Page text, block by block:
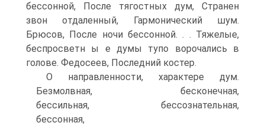
бессонной, После тягостных дум, Странен
звон отдаленный, Гармонический шум.
Брюсов, После ночи бессонной. . . Тяжелые,
беспросветн ы е думы тупо ворочались в
голове. Федосеев, Последний костер.
О направленности, характере дум.
Безмолвная, бесконечная,
бессильная, бессознательная,
бессонная,